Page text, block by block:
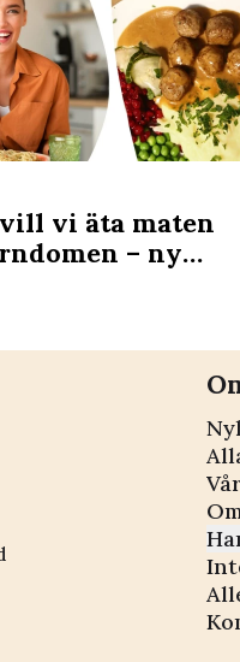
vi äta maten
– ny